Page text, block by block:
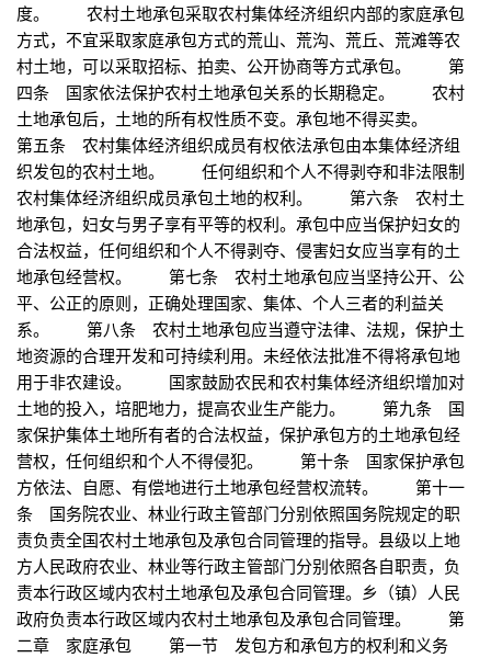
度。 农村土地承包采取农村集体经济组织内部的家庭承包
方式，不宜采取家庭承包方式的荒山、荒沟、荒丘、荒滩等农
村土地，可以采取招标、拍卖、公开协商等方式承包。 第
四条 国家依法保护农村土地承包关系的长期稳定。 农村
土地承包后，土地的所有权性质不变。承包地不得买卖。
第五条 农村集体经济组织成员有权依法承包由本集体经济组
织发包的农村土地。 任何组织和个人不得剥夺和非法限制
农村集体经济组织成员承包土地的权利。 第六条 农村土
地承包，妇女与男子享有平等的权利。承包中应当保护妇女的
合法权益，任何组织和个人不得剥夺、侵害妇女应当享有的土
地承包经营权。 第七条 农村土地承包应当坚持公开、公
平、公正的原则，正确处理国家、集体、个人三者的利益关
系。 第八条 农村土地承包应当遵守法律、法规，保护土
地资源的合理开发和可持续利用。未经依法批准不得将承包地
用于非农建设。 国家鼓励农民和农村集体经济组织增加对
土地的投入，培肥地力，提高农业生产能力。 第九条 国
家保护集体土地所有者的合法权益，保护承包方的土地承包经
营权，任何组织和个人不得侵犯。 第十条 国家保护承包
方依法、自愿、有偿地进行土地承包经营权流转。 第十一
条 国务院农业、林业行政主管部门分别依照国务院规定的职
责负责全国农村土地承包及承包合同管理的指导。县级以上地
方人民政府农业、林业等行政主管部门分别依照各自职责，负
责本行政区域内农村土地承包及承包合同管理。乡（镇）人民
政府负责本行政区域内农村土地承包及承包合同管理。 第
二章 家庭承包 第一节 发包方和承包方的权利和义务